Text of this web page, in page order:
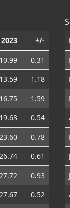
+/-
10.99
0.31
13.59
1.18
16.75
1.59
19.63
0.54
23.60
0.78
26.74
0.61
27.72
0.93
27.67
0.52